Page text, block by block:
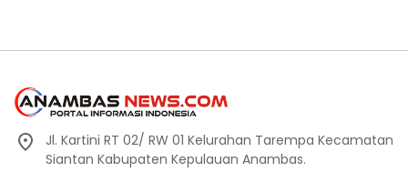
Jl. Kartini RT 02/ RW 01 Kelurahan Tarempa Kecamatan
Siantan Kabupaten Kepulauan Anambas.